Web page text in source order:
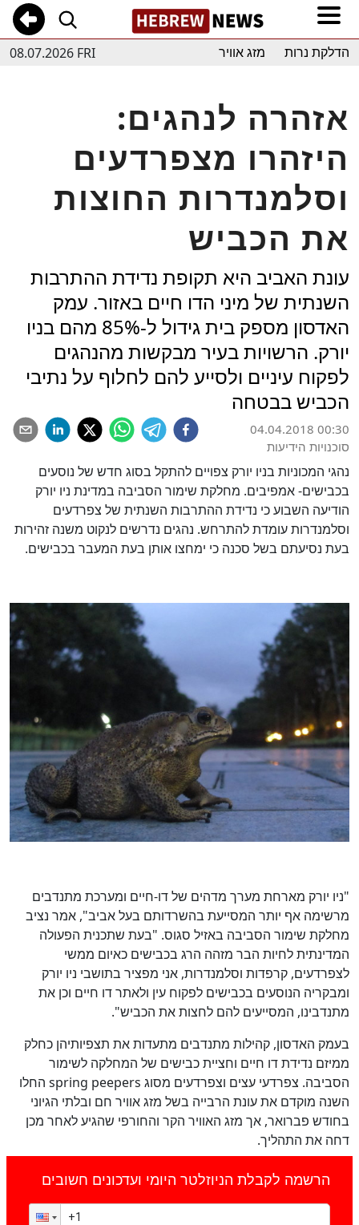
08.07.2026 FRI הדלקת נרות מזג אוויר
אזהרה לנהגים:
היזהרו מצפרדעים
וסלמנדרות החוצות
את הכביש
עונת האביב היא תקופת נדידת ההתרבות
השנתית של מיני הדו חיים באזור. עמק
האדסון מספק בית גידול ל-85% מהם בניו
יורק. הרשויות בעיר מבקשות מהנהגים
לפקוח עיניים ולסייע להם לחלוף על נתיבי
הכביש בבטחה
04.04.2018 00:30
סוכנויות הידיעות
נהגי המכוניות בניו יורק צפויים להתקל בסוג חדש של נוסעים
בכבישים- אמפיבים. מחלקת שימור הסביבה במדינת ניו יורק
הודיעה השבוע כי נדידת ההתרבות השנתית של צפרדעים
וסלמנדרות עומדת להתרחש. נהגים נדרשים לנקוט משנה זהירות
בעת נסיעתם בשל סכנה כי ימחצו אותן בעת המעבר בכבישים.
"ניו יורק מארחת מערך מדהים של דו-חיים ומערכת מתנדבים
מרשימה אף יותר המסייעת בהשרדותם בעל אביב", אמר נציב
מחלקת שימור הסביבה באזיל סגוס. "בעת שתכנית הפעולה
המדינתית לחיות הבר מזהה הרג בכבישים כאיום ממשי
לצפרדעים, קרפדות וסלמנדרות, אני מפציר בתושבי ניו יורק
ומבקריה הנוסעים בכבישים לפקוח עין ולאתר דו חיים וכן את
מתנדבינו, המסייעים להם לחצות את הכביש".
בעמק האדסון, קהילות מתנדבים מתעדות את תצפיותיהן כחלק
ממיזם נדידת דו חיים וחציית כבישים של המחלקה לשימור
הסביבה. צפרדעי עצים וצפרדעים מסוג spring peepers החלו
השנה מוקדם את עונת הרבייה בשל מזג אוויר חם ובלתי הגיוני
בחודש פברואר, אך מזג האוויר הקר והחורפי שהגיע לאחר מכן
דחה את התהליך.
הרשמה לקבלת הניוזלטר היומי ועדכונים חשובים